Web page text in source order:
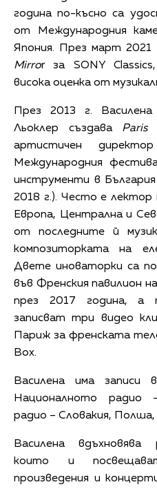
година по-късно са
от Международния
Япония. През март 2021
Mirror за SONY
висока оценка от
През 2013 г.
Льоклер създава Paris
артистичен
Международния
инструменти в
2018 г.). Често е лектор
Европа, Централна и
от последните й
композиторката на
Двете иноваторки са
във Френския павилион
през 2017 година, а
записват три видео
Париж за френската
Box.
Василена има записи
Националното радио
радио – Словакия, Полша,
Василена вдъхновява
които и
произведения и